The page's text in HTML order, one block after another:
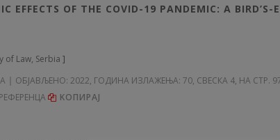
EFFECTS OF THE COVID-19 PANDEMIC: A BIRD’S-
of Law, Serbia ]
ОБЈАВЉЕНО: 2022, ГОДИНА ИЗЛАЖЕЊА: 70, СВЕСКА 4, НА СТР.
РЕФЕРЕНЦА KОПИРАЈ